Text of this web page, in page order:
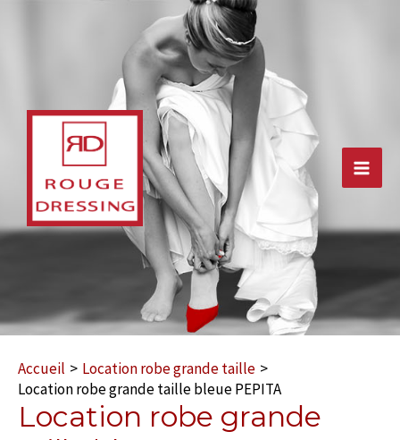
Main
Accueil
Location robe grande taille
Location robe grande taille bleue PEPITA
Location robe grande